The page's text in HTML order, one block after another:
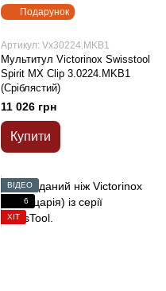
Подарунок
Артикул: Vx30224.MKB1
Мультитул Victorinox Swisstool
Spirit MX Clip 3.0224.MKB1
(Сріблястий)
11 026 грн
Купити
ВІДЕО
6
ХІТ